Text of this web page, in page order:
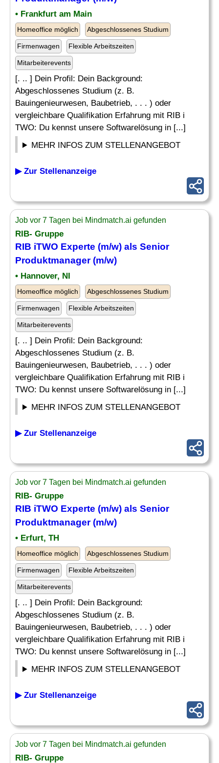
• Frankfurt am Main
Homeoffice möglich Abgeschlossenes Studium
Firmenwagen Flexible Arbeitszeiten
Mitarbeiterevents
[. .. ] Dein Profil: Dein Background:
Abgeschlossenes Studium (z. B.
Bauingenieurwesen, Baubetrieb, . . . ) oder
vergleichbare Qualifikation Erfahrung mit RIB i
TWO: Du kennst unsere Softwarelösung in [...]
MEHR INFOS ZUM STELLENANGEBOT
▶ Zur Stellenanzeige
Job vor 7 Tagen bei Mindmatch.ai gefunden
RIB- Gruppe
RIB iTWO Experte (m/w) als Senior
Produktmanager (m/w)
• Hannover, NI
Homeoffice möglich Abgeschlossenes Studium
Firmenwagen Flexible Arbeitszeiten
Mitarbeiterevents
[. .. ] Dein Profil: Dein Background:
Abgeschlossenes Studium (z. B.
Bauingenieurwesen, Baubetrieb, . . . ) oder
vergleichbare Qualifikation Erfahrung mit RIB i
TWO: Du kennst unsere Softwarelösung in [...]
MEHR INFOS ZUM STELLENANGEBOT
▶ Zur Stellenanzeige
Job vor 7 Tagen bei Mindmatch.ai gefunden
RIB- Gruppe
RIB iTWO Experte (m/w) als Senior
Produktmanager (m/w)
• Erfurt, TH
Homeoffice möglich Abgeschlossenes Studium
Firmenwagen Flexible Arbeitszeiten
Mitarbeiterevents
[. .. ] Dein Profil: Dein Background:
Abgeschlossenes Studium (z. B.
Bauingenieurwesen, Baubetrieb, . . . ) oder
vergleichbare Qualifikation Erfahrung mit RIB i
TWO: Du kennst unsere Softwarelösung in [...]
MEHR INFOS ZUM STELLENANGEBOT
▶ Zur Stellenanzeige
Job vor 7 Tagen bei Mindmatch.ai gefunden
RIB- Gruppe